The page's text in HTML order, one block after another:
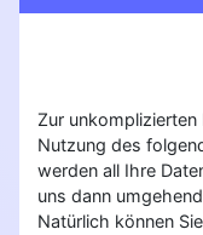
Zur
Nutzung des
werden all Ihre
uns dann
Natürlich können